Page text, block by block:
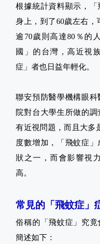
根據統計資料顯示，「
身上，到了60歲左右，
逾70歲則高達80％的
國」的台灣，高近視
症」者也日益年輕化。
聯安預防醫學機構眼
院對台大學生所做的
有近視問題，而且大多
度數增加，「飛蚊症
狀之一，而會影響視
高。
常見的「飛蚊症」
俗稱的「飛蚊症」究
簡述如下：